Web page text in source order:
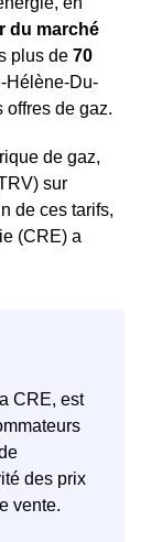
du marché
plus de 70
Hélène-Du-
offres de gaz.
de gaz,
sur
de ces tarifs,
(CRE) a
CRE, est
des prix
vente.